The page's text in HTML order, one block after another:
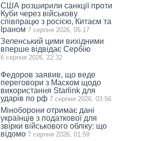
США розширили санкції проти
Куби через військову
співпрацю з росією, Китаєм та
Іраном 7 серпня 2026, 05:17
Зеленський цими вихідними
вперше відвідає Сербію
6 серпня 2026, 22:32
Федоров заявив, що веде
переговори з Маском щодо
використання Starlink для
ударів по рф 7 серпня 2026, 03:56
Міноборони отримає дані
українців з податкової для
звірки військового обліку: що
відомо 7 серпня 2026, 01:59